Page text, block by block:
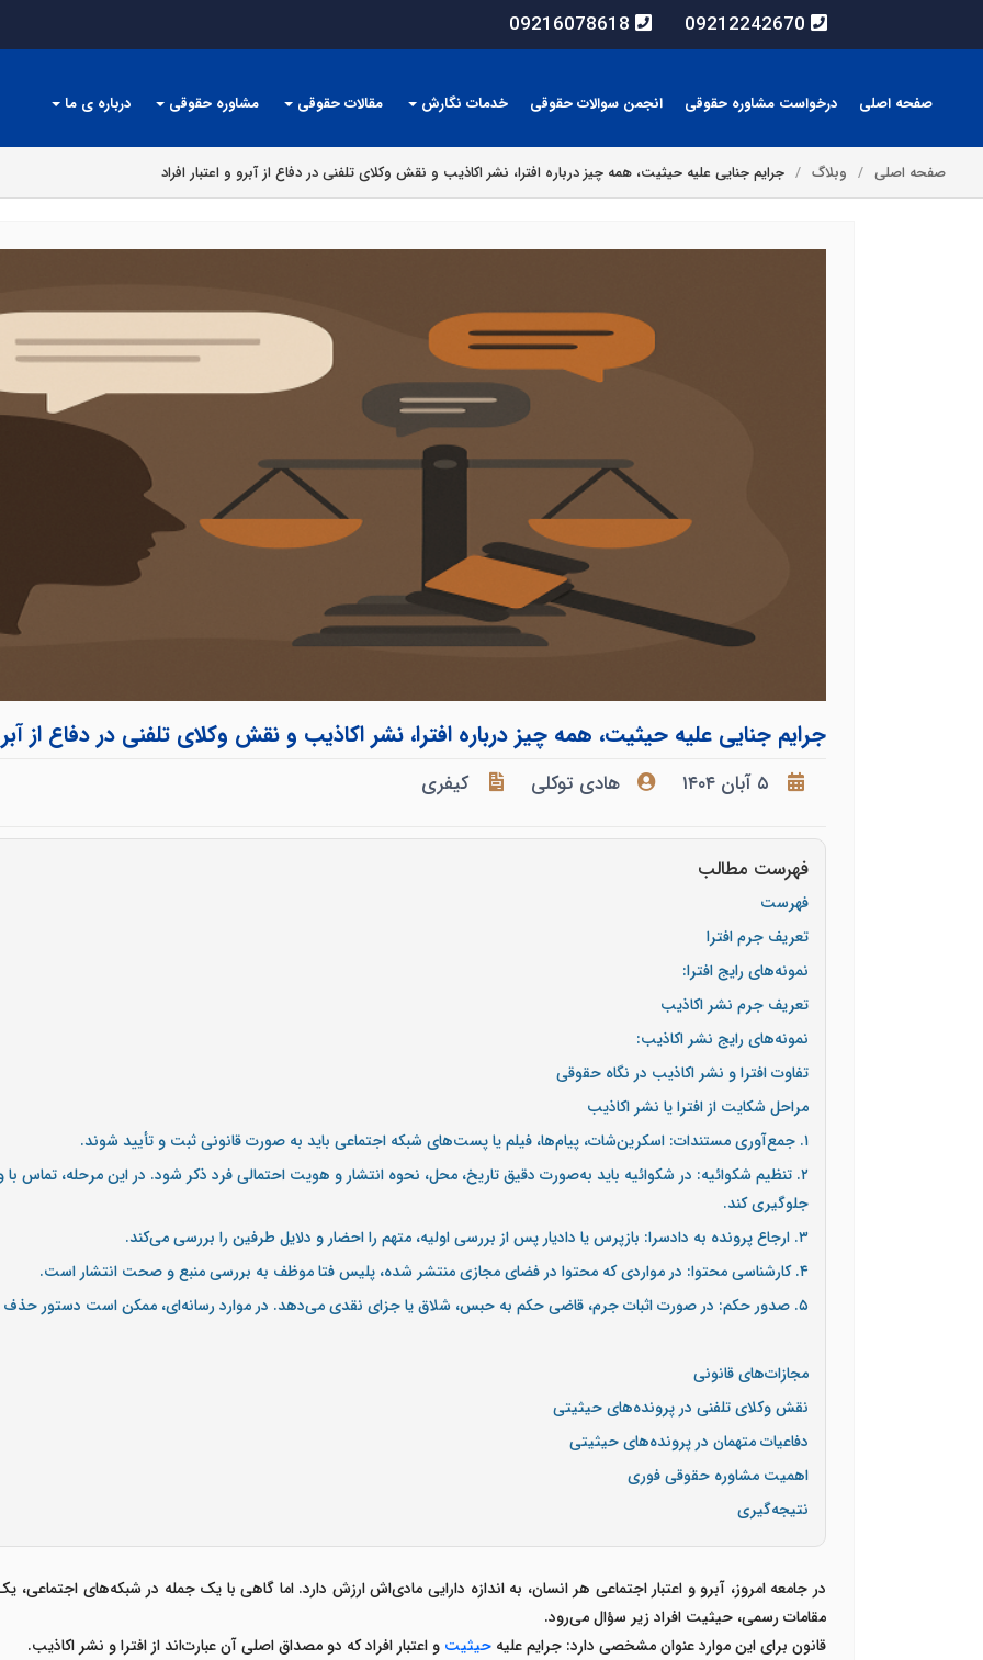
09212242670
09216078618
صفحه اصلی درخواست مشاوره حقوقی انجمن سوالات حقوقی خدمات نگارش مقالات حقوقی مشاوره حقوقی درباره ی ما
صفحه اصلی وبلاگ جرایم جنایی علیه حیثیت، همه چیز درباره افترا، نشر اکاذیب و نقش وکلای تلفنی در دفاع از آبرو و اعتبار افراد
جرایم جنایی علیه حیثیت، همه چیز درباره افترا، نشر اکاذیب و نقش وکلای تلفنی در دفاع از آبرو
۵ آبان ۱۴۰۴ هادی توکلی کیفری
فهرست مطالب
فهرست
تعریف جرم افترا
نمونه‌های رایج افترا:
تعریف جرم نشر اکاذیب
نمونه‌های رایج نشر اکاذیب:
تفاوت افترا و نشر اکاذیب در نگاه حقوقی
مراحل شکایت از افترا یا نشر اکاذیب
۱. جمع‌آوری مستندات: اسکرین‌شات، پیام‌ها، فیلم یا پست‌های شبکه اجتماعی باید به صورت قانونی ثبت و تأیید شوند.
۲. تنظیم شکوائیه: در شکوائیه باید به‌صورت دقیق تاریخ، محل، نحوه انتشار و هویت احتمالی فرد ذکر شود. در این مرحله، تماس
جلوگیری کند.
۳. ارجاع پرونده به دادسرا: بازپرس یا دادیار پس از بررسی اولیه، متهم را احضار و دلایل طرفین را بررسی می‌کند.
۴. کارشناسی محتوا: در مواردی که محتوا در فضای مجازی منتشر شده، پلیس فتا موظف به بررسی منبع و صحت انتشار است.
۵. صدور حکم: در صورت اثبات جرم، قاضی حکم به حبس، شلاق یا جزای نقدی می‌دهد. در موارد رسانه‌ای، ممکن است دستور حذف محتوا یا عذرخواهی عمومی صادر شود.
مجازات‌های قانونی
نقش وکلای تلفنی در پرونده‌های حیثیتی
دفاعیات متهمان در پرونده‌های حیثیتی
اهمیت مشاوره حقوقی فوری
نتیجه‌گیری
در جامعه امروز، آبرو و اعتبار اجتماعی هر انسان، به اندازه دارایی مادی‌اش ارزش دارد. اما گاهی با یک جمله در شبکه‌های
مقامات رسمی، حیثیت افراد زیر سؤال می‌رود.
قانون برای این موارد عنوان مشخصی دارد: جرایم علیه حیثیت و اعتبار افرادکه دو مصداق اصلی آن عبارت‌اند از افترا و نشر اکاذیب.